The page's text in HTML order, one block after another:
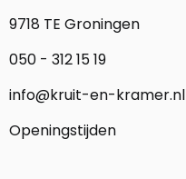
9718 TE Groningen
050 - 312 15 19
info@kruit-en-kramer.nl
Openingstijden